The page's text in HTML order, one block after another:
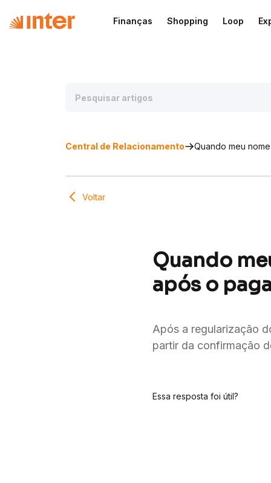
Finanças Shopping Loop
Central de Relacionamento Quando meu
Voltar
Quando
após o
Após a regularização
partir da confirmação
Essa resposta foi útil?